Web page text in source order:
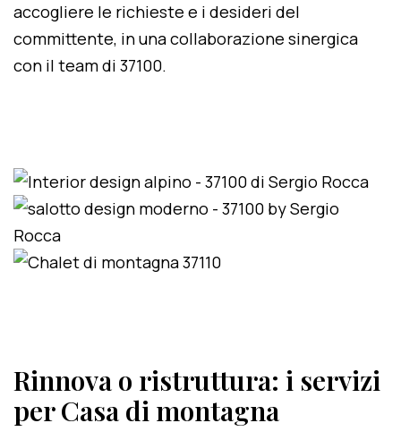
accogliere le richieste e i desideri del
committente, in una collaborazione sinergica
con il team di 37100.
Rinnova o ristruttura: i servizi
per Casa di montagna